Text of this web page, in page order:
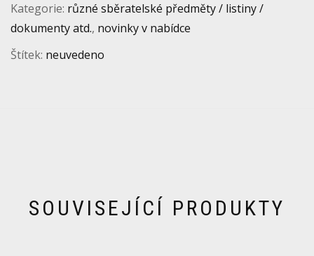
Kategorie: různé sběratelské předměty / listiny /
dokumenty atd., novinky v nabídce
Štítek: neuvedeno
SOUVISEJÍCÍ PRODUKTY